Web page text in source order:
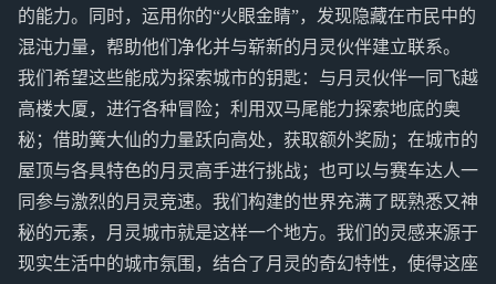
的能力。同时，运用你的“火眼金睛”，发现隐藏在市民中的
混沌力量，帮助他们净化并与崭新的月灵伙伴建立联系。
我们希望这些能成为探索城市的钥匙：与月灵伙伴一同飞越
高楼大厦，进行各种冒险；利用双马尾能力探索地底的奥
秘；借助簧大仙的力量跃向高处，获取额外奖励；在城市的
屋顶与各具特色的月灵高手进行挑战；也可以与赛车达人一
同参与激烈的月灵竞速。我们构建的世界充满了既熟悉又神
秘的元素，月灵城市就是这样一个地方。我们的灵感来源于
现实生活中的城市氛围，结合了月灵的奇幻特性，使得这座